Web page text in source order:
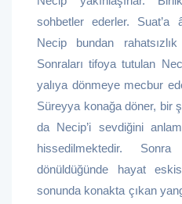
sohbetler ederler. Suat’a
Necip bundan
Sonraları tifoya tutulan
yalıya dönmeye mecbur
Süreyya konağa döner, bir
da Necip’i sevdiğini
hissedilmektedir.
dönüldüğünde hayat
sonunda konakta çıkan